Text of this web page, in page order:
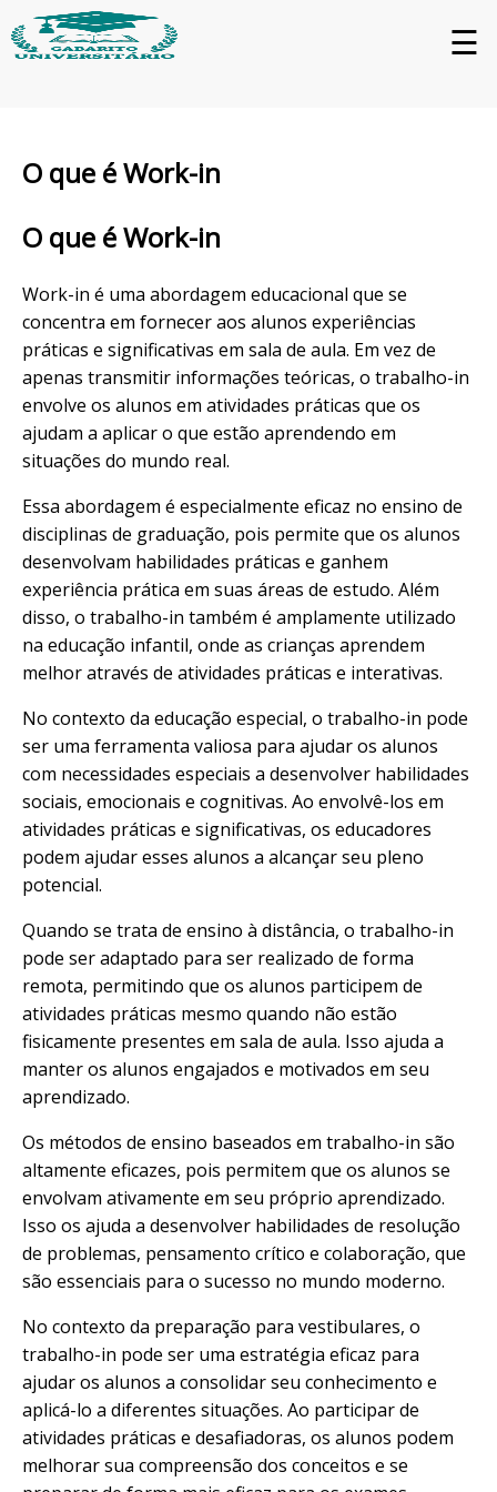
☰
O que é Work-in
O que é Work-in
Work-in é uma abordagem educacional que se
concentra em fornecer aos alunos experiências
práticas e significativas em sala de aula. Em vez de
apenas transmitir informações teóricas, o trabalho-in
envolve os alunos em atividades práticas que os
ajudam a aplicar o que estão aprendendo em
situações do mundo real.
Essa abordagem é especialmente eficaz no ensino de
disciplinas de graduação, pois permite que os alunos
desenvolvam habilidades práticas e ganhem
experiência prática em suas áreas de estudo. Além
disso, o trabalho-in também é amplamente utilizado
na educação infantil, onde as crianças aprendem
melhor através de atividades práticas e interativas.
No contexto da educação especial, o trabalho-in pode
ser uma ferramenta valiosa para ajudar os alunos
com necessidades especiais a desenvolver habilidades
sociais, emocionais e cognitivas. Ao envolvê-los em
atividades práticas e significativas, os educadores
podem ajudar esses alunos a alcançar seu pleno
potencial.
Quando se trata de ensino à distância, o trabalho-in
pode ser adaptado para ser realizado de forma
remota, permitindo que os alunos participem de
atividades práticas mesmo quando não estão
fisicamente presentes em sala de aula. Isso ajuda a
manter os alunos engajados e motivados em seu
aprendizado.
Os métodos de ensino baseados em trabalho-in são
altamente eficazes, pois permitem que os alunos se
envolvam ativamente em seu próprio aprendizado.
Isso os ajuda a desenvolver habilidades de resolução
de problemas, pensamento crítico e colaboração, que
são essenciais para o sucesso no mundo moderno.
No contexto da preparação para vestibulares, o
trabalho-in pode ser uma estratégia eficaz para
ajudar os alunos a consolidar seu conhecimento e
aplicá-lo a diferentes situações. Ao participar de
atividades práticas e desafiadoras, os alunos podem
melhorar sua compreensão dos conceitos e se